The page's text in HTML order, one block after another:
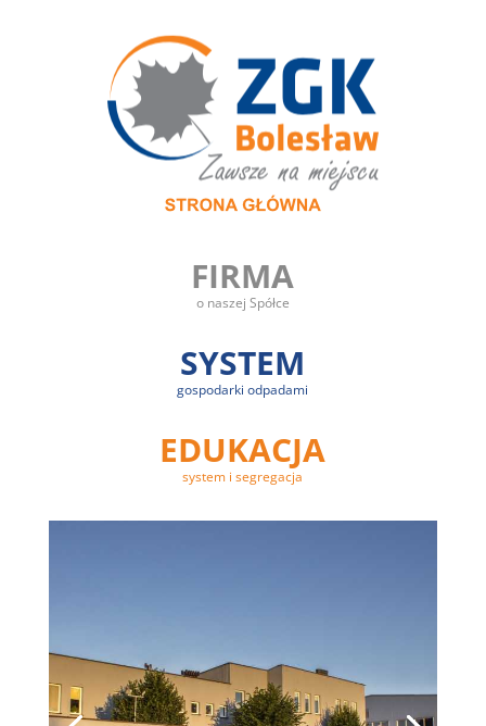
FIRMA
o naszej Spółce
SYSTEM
gospodarki odpadami
EDUKACJA
system i segregacja